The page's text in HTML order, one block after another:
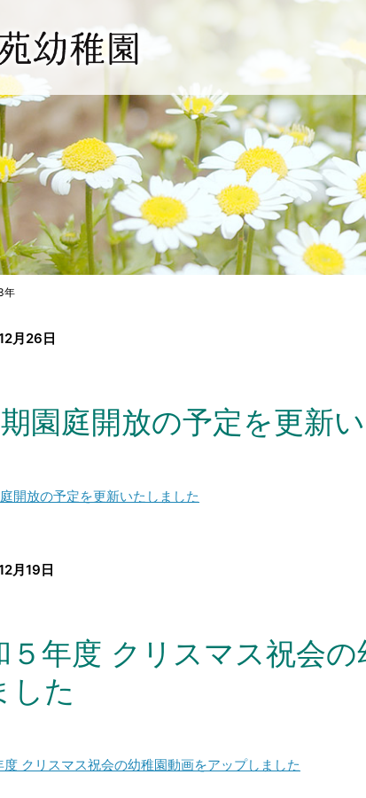
年
月26日
園庭開放の予定を更新
開放の予定を更新いたしました
月19日
５年度 クリスマス祝会
した
度 クリスマス祝会の幼稚園動画をアップしました